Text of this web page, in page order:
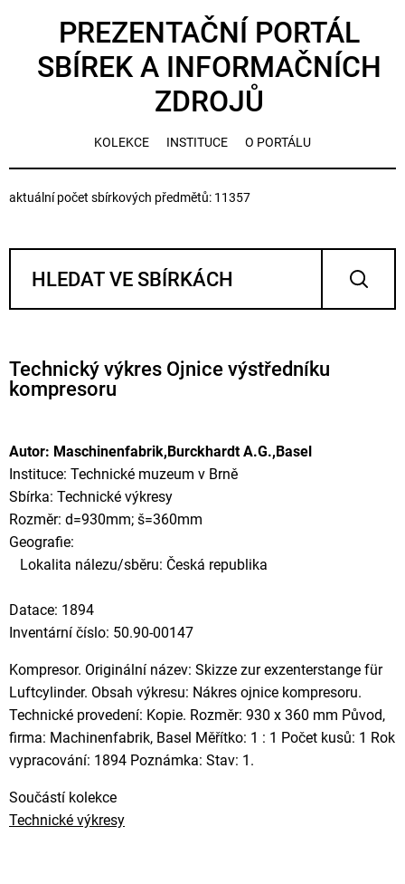
PREZENTAČNÍ PORTÁL
SBÍREK A INFORMAČNÍCH
ZDROJŮ
KOLEKCE INSTITUCE O PORTÁLU
aktuální počet sbírkových předmětů: 11357
Technický výkres Ojnice výstředníku
kompresoru
Autor: Maschinenfabrik,Burckhardt A.G.,Basel
Instituce: Technické muzeum v Brně
Sbírka: Technické výkresy
Rozměr: d=930mm; š=360mm
Geografie:
Lokalita nálezu/sběru: Česká republika
Datace: 1894
Inventární číslo: 50.90-00147
Kompresor. Originální název: Skizze zur exzenterstange für
Luftcylinder. Obsah výkresu: Nákres ojnice kompresoru.
Technické provedení: Kopie. Rozměr: 930 x 360 mm Původ,
firma: Machinenfabrik, Basel Měřítko: 1 : 1 Počet kusů: 1 Rok
vypracování: 1894 Poznámka: Stav: 1.
Součástí kolekce
Technické výkresy